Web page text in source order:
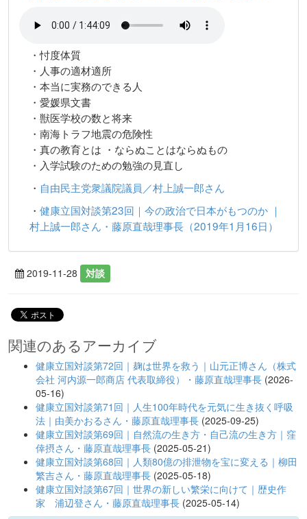
・忖度体質
・人事の適材適所
・本当に実務のできる人
・愛媛県文書
・獣医学校の数と将来
・南海トラフ地震の危険性
・真の教育とは ・ならぬことはならぬもの
・入学試験のための勉強の見直し
・ 自由民主党衆議院議員／村上誠一郎さん
・ 健康立国対談第23回｜今の政治で日本がもつのか ｜
村上誠一郎さん・藤原直哉理事長（2019年1月16日）
2019-11-28 対談
関連のあるアーカイブ
健康立国対談第72回｜麹は世界を救う｜山元正博さん（株式
会社 河内源一郎商店 代表取締役）・藤原直哉理事長 (2026-
05-16)
健康立国対談第71回｜人生100年時代を元気に生き抜く呼吸
法｜由美かおるさん・藤原直哉理事長 (2025-09-25)
健康立国対談第69回｜自然流の生き方・自己流の生き方｜窪
倖摂さん・藤原直哉理事長 (2025-05-21)
健康立国対談第68回｜人類80億の排泄物を宝に変える｜柳田
繁吉さん・藤原直哉理事長 (2025-05-18)
健康立国対談第67回｜世界の新しい繁栄に向けて｜歴史作
家 浦辺登さん・藤原直哉理事長 (2025-05-14)